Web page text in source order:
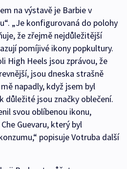
na výstavě je Barbie v
„Je konfigurovaná do polohy
že zřejmě nejdůležitější
pomíjivé ikony popkultury.
High Heels jsou zprávou, že
jsou dneska strašně
napadly, když jsem byl
důležité jsou značky oblečení.
svou oblíbenou ikonu,
Guevaru, který byl
popisuje Votruba další